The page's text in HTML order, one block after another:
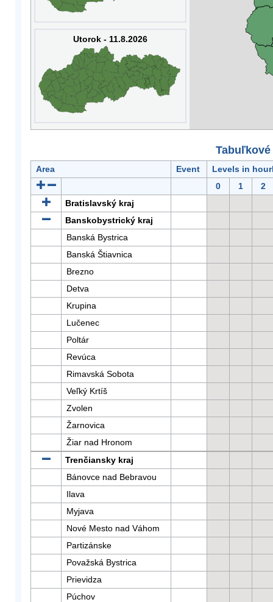
Utorok - 11.8.2026
Area Event
Levels in
0
1
2
Bratislavský kraj
Banskobystrický kraj
Banská Bystrica
Banská Štiavnica
Brezno
Detva
Krupina
Lučenec
Poltár
Revúca
Rimavská Sobota
Veľký Krtíš
Zvolen
Žarnovica
Žiar nad Hronom
Trenčiansky kraj
Bánovce nad Bebravou
Ilava
Myjava
Nové Mesto nad Váhom
Partizánske
Považská Bystrica
Prievidza
Púchov